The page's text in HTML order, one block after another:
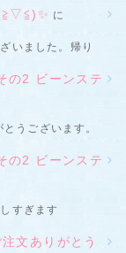
に
いました。帰り
の2 ビーンステ
うございます。
の2 ビーンステ
すぎます
文ありがとう